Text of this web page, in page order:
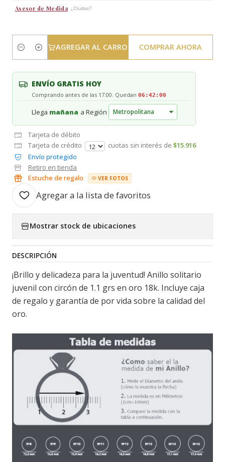
Asesor de Medida ¿Dudas?
Cantidad
AGREGAR AL CARRO COMPRAR AHORA
ENVÍO GRATIS HOY
Comprando antes de las 17:00. Quedan 06:41:59
Llega mañana a Región
Tarjeta de débito
Tarjeta de crédito
cuotas sin interés de $15.916
Envío protegido
Retiro en tienda
Estuche de regalo
VER FOTOS
Agregar a la lista de favoritos
Mostrar stock de ubicaciones
DESCRIPCIÓN
¡Brillo y delicadeza para la juventud! Anillo solitario
juvenil con circón de 1.1 grs en oro 18k. Incluye caja
de regalo y garantía de por vida sobre la calidad del
oro.